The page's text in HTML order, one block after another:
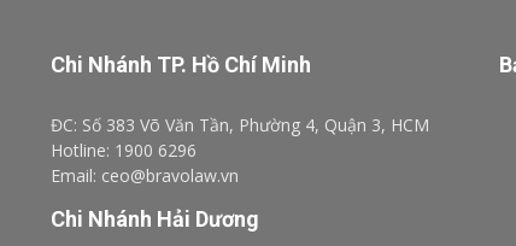
Chi Nhánh TP. Hồ Chí Minh
ĐC: Số 383 Võ Văn Tần, Phường 4, Quận 3, HCM
Hotline: 1900 6296
Email: ceo@bravolaw.vn
Chi Nhánh Hải Dương